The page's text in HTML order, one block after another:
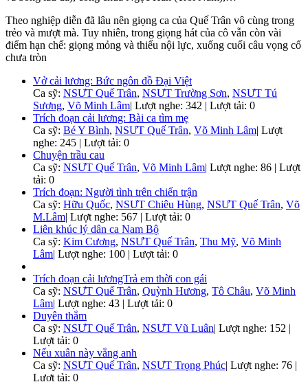
Theo nghiệp diễn đã lâu nên giọng ca của Quế Trân vô cùng trong
trẻo và mượt mà. Tuy nhiên, trong giọng hát của cô vẫn còn vài
điểm hạn chế: giọng mỏng và thiếu nội lực, xuống cuối câu vọng cổ
chưa tròn
Vở cải lương: Bức ngôn đồ Đại Việt
Ca sỹ: NSƯT Quế Trân, NSƯT Trường Sơn, NSƯT Tú
Sương, Võ Minh Lâm| Lượt nghe: 342 | Lượt tải: 0
Trích đoạn cải lương: Bài ca tìm mẹ
Ca sỹ: Bé Y Bình, NSƯT Quế Trân, Võ Minh Lâm| Lượt
nghe: 245 | Lượt tải: 0
Chuyện trầu cau
Ca sỹ: NSƯT Quế Trân, Võ Minh Lâm| Lượt nghe: 86 | Lượt
tải: 0
Trích đoạn: Người tình trên chiến trận
Ca sỹ: Hữu Quốc, NSƯT Chiêu Hùng, NSƯT Quế Trân, Võ
M.Lâm| Lượt nghe: 567 | Lượt tải: 0
Liên khúc lý dân ca Nam Bộ
Ca sỹ: Kim Cương, NSƯT Quế Trân, Thu Mỹ, Võ Minh
Lâm| Lượt nghe: 100 | Lượt tải: 0
Trích đoạn cải lươngTrả em thời con gái
Ca sỹ: NSƯT Quế Trân, Quỳnh Hương, Tô Châu, Võ Minh
Lâm| Lượt nghe: 43 | Lượt tải: 0
Duyên thắm
Ca sỹ: NSƯT Quế Trân, NSƯT Vũ Luân| Lượt nghe: 152 |
Lượt tải: 0
Nếu xuân này vắng anh
Ca sỹ: NSƯT Quế Trân, NSƯT Trọng Phúc| Lượt nghe: 76 |
Lượt tải: 0